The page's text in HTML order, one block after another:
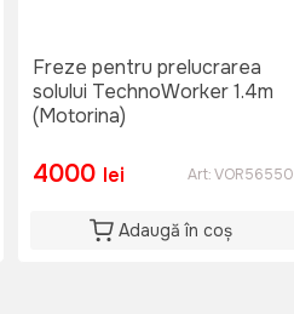
Freze pentru prelucrarea
solului TechnoWorker 1.4m
(Motorina)
4000 lei Art:VOR56550
Adaugă în coș